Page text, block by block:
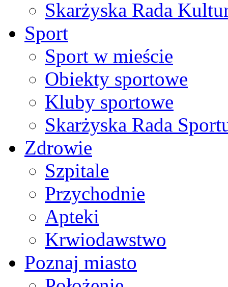
Skarżyska Rada
Sport
Sport w mieście
Obiekty sportowe
Kluby sportowe
Skarżyska Rada
Zdrowie
Szpitale
Przychodnie
Apteki
Krwiodawstwo
Poznaj miasto